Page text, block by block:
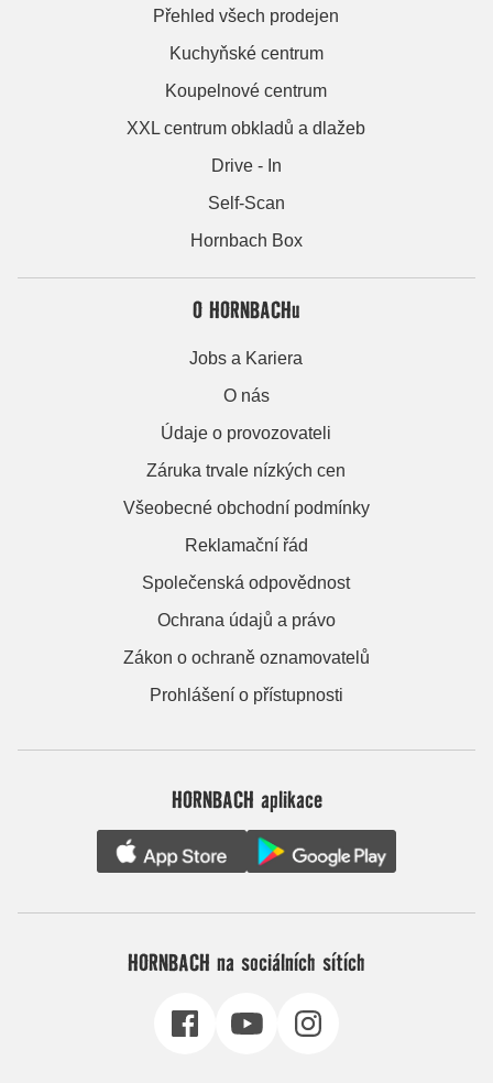
Přehled všech prodejen
Kuchyňské centrum
Koupelnové centrum
XXL centrum obkladů a dlažeb
Drive - In
Self-Scan
Hornbach Box
O HORNBACHu
Jobs a Kariera
O nás
Údaje o provozovateli
Záruka trvale nízkých cen
Všeobecné obchodní podmínky
Reklamační řád
Společenská odpovědnost
Ochrana údajů a právo
Zákon o ochraně oznamovatelů
Prohlášení o přístupnosti
HORNBACH aplikace
HORNBACH na sociálních sítích